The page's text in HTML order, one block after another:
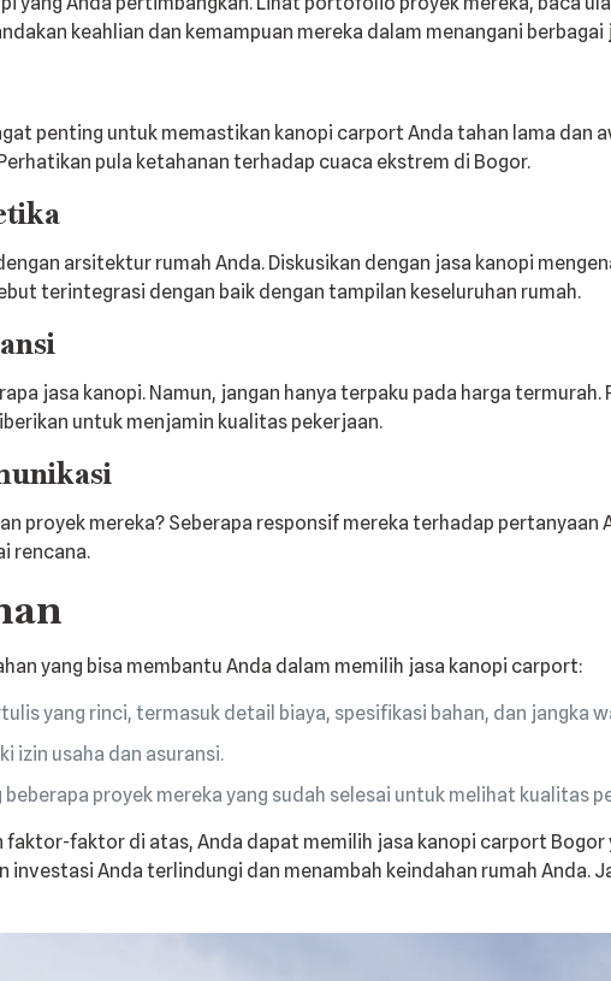
keahlian dan kemampuan mereka dalam menangani
penting untuk memastikan kanopi carport Anda tahan lama dan
pula ketahanan terhadap cuaca ekstrem di Bogor.
arsitektur rumah Anda. Diskusikan dengan jasa kanopi
terintegrasi dengan baik dengan tampilan keseluruhan rumah.
jasa kanopi. Namun, jangan hanya terpaku pada harga
untuk menjamin kualitas pekerjaan.
proyek mereka? Seberapa responsif mereka terhadap
rencana.
yang bisa membantu Anda dalam memilih jasa kanopi carport:
yang rinci, termasuk detail biaya, spesifikasi bahan, dan jangka
izin usaha dan asuransi.
beberapa proyek mereka yang sudah selesai untuk melihat kualitas
faktor-faktor di atas, Anda dapat memilih jasa kanopi carport
investasi Anda terlindungi dan menambah keindahan rumah Anda.